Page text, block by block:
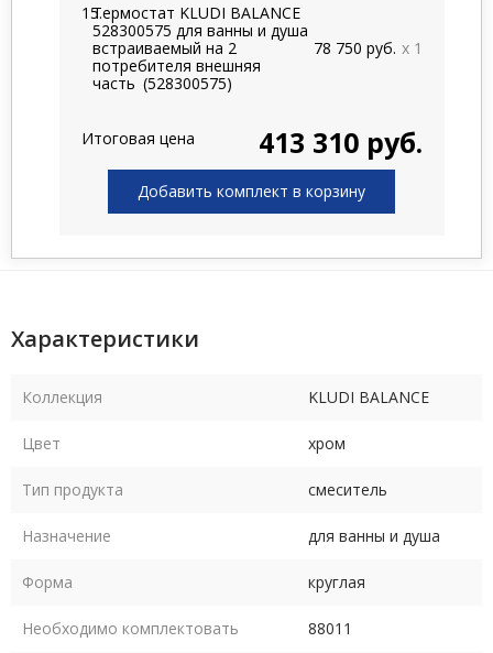
Термостат KLUDI BALANCE
528300575 для ванны и душа
встраиваемый на 2
потребителя внешняя
часть (528300575)
78 750 руб. x 1
Итоговая цена 413 310 руб.
Добавить комплект в корзину
Характеристики
Коллекция KLUDI BALANCE
Цвет хром
Тип продукта смеситель
Назначение для ванны и душа
Форма круглая
Необходимо комплектовать 88011